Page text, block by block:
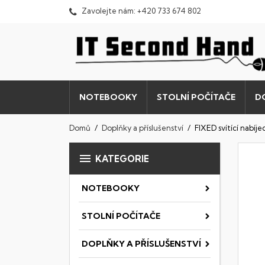
Zavolejte nám: +420 733 674 802
NOTEBOOKY STOLNÍ POČÍTAČE
Domů Doplňky a příslušenství FIXED svítící
 KATEGORIE
NOTEBOOKY
STOLNÍ POČÍTAČE
DOPLŇKY A PŘÍSLUŠENSTVÍ